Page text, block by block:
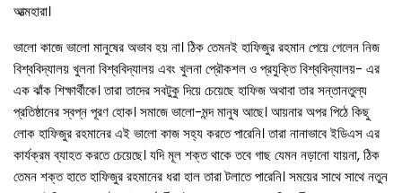
আত্মহারা।
ভালো কাজে ভালো মানুষের অভাব হয় না। ঠিক তেমনই হাফিজুর রহমান পেয়ে গেলেন নিজ
বিশ্ববিদ্যালয় খুলনা বিশ্ববিদ্যালয় এবং খুলনা প্রৌকশল ও প্রযুক্তি বিশ্ববিদ্যালয়- এর
এক ঝাঁক শিক্ষার্থীকে। তারা তাদের সবটুকু দিয়ে চেয়েছে হাফিজ অথাবা তার সন্তানতুল্য
প্রতিষ্ঠানের স্বপ্ন পূরণ হোক। সমাজে ভালো-মন্দ মানুষ আছে। আয়নার অপর পিঠে কিছু
লোক হাফিজুর রহমানের এই ভালো কাজ সহ্য করতে পারেনি। তারা নানাভাবে ইডিএস এর
কার্যক্রম ব্যাহত করতে চেয়েছে। যদি মূল শক্ত থাকে তবে গাছ যেমন নড়ানো যায়না, ঠিক
তেমন শক্ত হাতে হাফিজুর রহমানের ধরা হাল তারা টলাতে পারেনি। সময়ের সাথে সাথে নতুন